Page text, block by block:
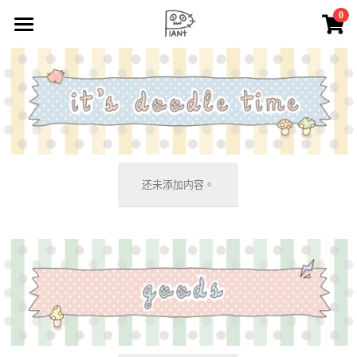
0
🪴 lAZy Q PlANt
🧺 lAZy Q n BaBall
⁺. 𖧷 🍄‍🟫 mimigu 🍄‍🟫 𖧷 ⁺.
🎨 painting
🛒 lAZy Q PlANt shop
🔆 notice
搜索
还未添加内容。
×
商品分類
所有商品分類